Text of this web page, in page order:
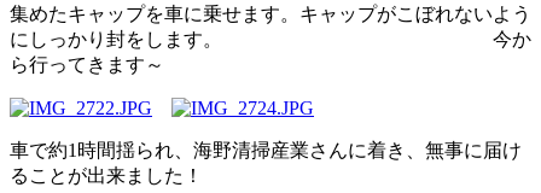
集めたキャップを車に乗せます。キャップがこぼれないよう
にしっかり封をします。 今か
ら行ってきます～
車で約1時間揺られ、海野清掃産業さんに着き、無事に届け
ることが出来ました！